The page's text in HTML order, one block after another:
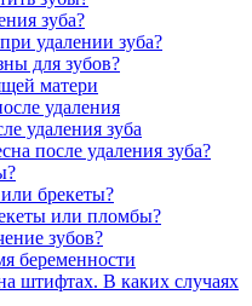
зуба?
удалении зуба?
для зубов?
матери
удаления
удаления зуба
после удаления зуба?
брекеты?
или пломбы?
зубов?
беременности
штифтах. В каких случаях